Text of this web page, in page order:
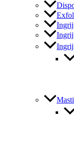
Masti